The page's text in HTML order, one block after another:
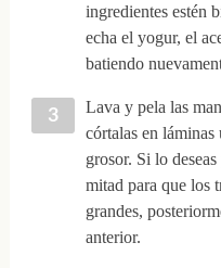
ingredientes estén
echa el yogur, el
batiendo
Lava y pela las
córtalas en
grosor. Si lo
mitad para que los
grandes,
anterior.